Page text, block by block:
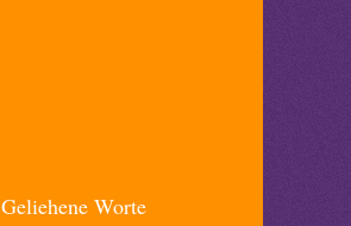
Geliehene Worte